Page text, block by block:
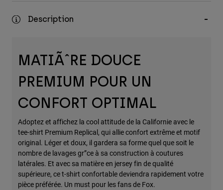
Chapeaux et Casquettes
Voir tout
Description
MATIÃˆRE DOUCE
PREMIUM POUR UN
CONFORT OPTIMAL
Adoptez et affichez la cool attitude de la Californie avec le
tee-shirt Premium Replical, qui allie confort extrême et motif
original. Léger et doux, il gardera sa forme quel que soit le
nombre de lavages gr”ce à sa construction à coutures
latérales. Et avec sa matière en jersey fin de qualité
supérieure, ce t-shirt confortable deviendra rapidement votre
pièce préférée. Un must pour les fans de Fox.